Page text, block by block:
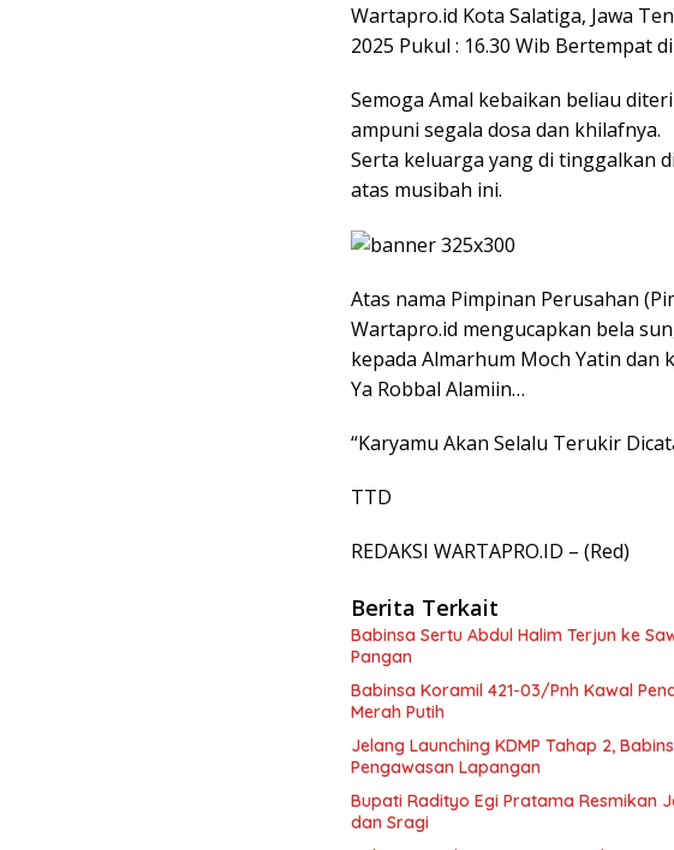
Wartapro.id Kota Salatiga, Jawa
2025 Pukul : 16.30 Wib Bertempat
Semoga Amal kebaikan beliau
ampuni segala dosa dan khilafnya.
Serta keluarga yang di tinggalkan
atas musibah ini.
Atas nama Pimpinan Perusahan
Wartapro.id mengucapkan bela
kepada Almarhum Moch Yatin dan
Ya Robbal Alamiin…
“Karyamu Akan Selalu Terukir
TTD
REDAKSI WARTAPRO.ID – (Red)
Berita Terkait
Babinsa Sertu Abdul Halim Terjun ke
Pangan
Babinsa Koramil 421-03/Pnh Kawal
Merah Putih
Jelang Launching KDMP Tahap 2,
Pengawasan Lapangan
Bupati Radityo Egi Pratama Resmikan
dan Sragi